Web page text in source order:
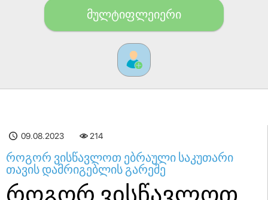
მულტიფლეიერი
09.08.2023 214
როგორ ვისწავლოთ ებრაული საკუთარი
თავის დამრიგებლის გარეშე